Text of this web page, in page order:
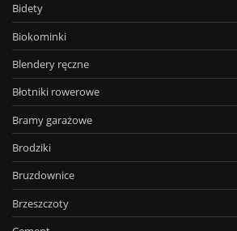
Bidety
Biokominki
Blendery ręczne
Błotniki rowerowe
Bramy garażowe
Brodziki
Bruzdownice
Brzeszczoty